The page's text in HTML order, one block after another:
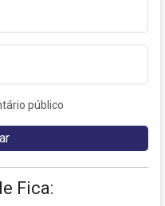
público
Fica: